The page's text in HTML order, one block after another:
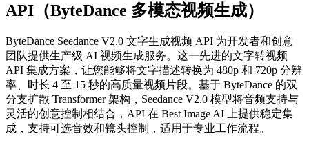
API（ByteDance 多模态视频生成）
ByteDance Seedance V2.0 文字生成视频 API 为开发者和创意
团队提供生产级 AI 视频生成服务。这一先进的文字转视频
API 集成方案，让您能够将文字描述转换为 480p 和 720p 分辨
率、时长 4 至 15 秒的高质量视频片段。基于 ByteDance 的双
分支扩散 Transformer 架构，Seedance V2.0 模型将音频支持与
灵活的创意控制相结合，API 在 Best Image AI 上提供稳定集
成，支持可选音效和镜头控制，适用于专业工作流程。